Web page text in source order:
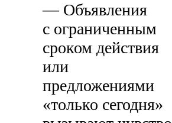
— Объявления
с ограниченным
сроком действия
или
предложениями
«только сегодня»